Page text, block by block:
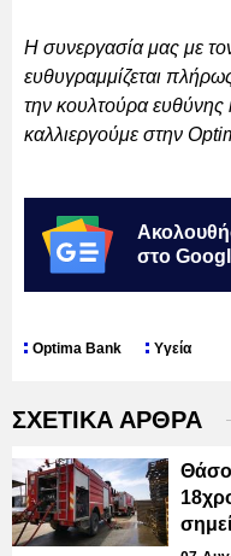
Η συνεργασία μας με
ευθυγραμμίζεται
την κουλτούρα ευθύνης
καλλιεργούμε στην
στο
Optima Bank Υγεία
ΣΧΕΤΙΚΑ ΑΡΘΡΑ